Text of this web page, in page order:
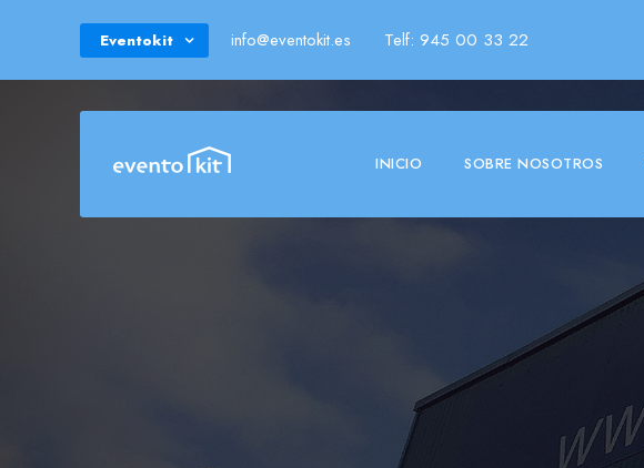
Eventokit info@eventokit.es Telf: 945 00 33 22
INICIO SOBRE NOSOTROS